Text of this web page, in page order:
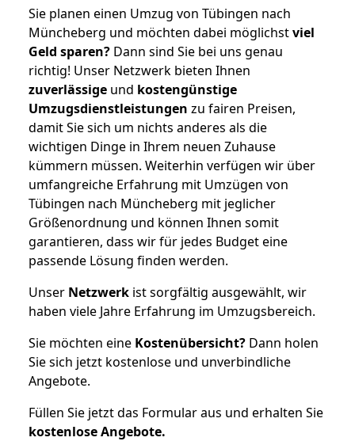
Sie planen einen Umzug von Tübingen nach
Müncheberg und möchten dabei möglichstviel
Geld sparen? Dann sind Sie bei uns genau
richtig! Unser Netzwerk bieten Ihnen
zuverlässige und kostengünstige
Umzugsdienstleistungen zu fairen Preisen,
damit Sie sich um nichts anderes als die
wichtigen Dinge in Ihrem neuen Zuhause
kümmern müssen. Weiterhin verfügen wir über
umfangreiche Erfahrung mit Umzügen von
Tübingen nach Müncheberg mit jeglicher
Größenordnung und können Ihnen somit
garantieren, dass wir für jedes Budget eine
passende Lösung finden werden.
Unser Netzwerk ist sorgfältig ausgewählt, wir
haben viele Jahre Erfahrung im Umzugsbereich.
Sie möchten eine Kostenübersicht? Dann holen
Sie sich jetzt kostenlose und unverbindliche
Angebote.
Füllen Sie jetzt das Formular aus und erhalten Sie
kostenloseAngebote.